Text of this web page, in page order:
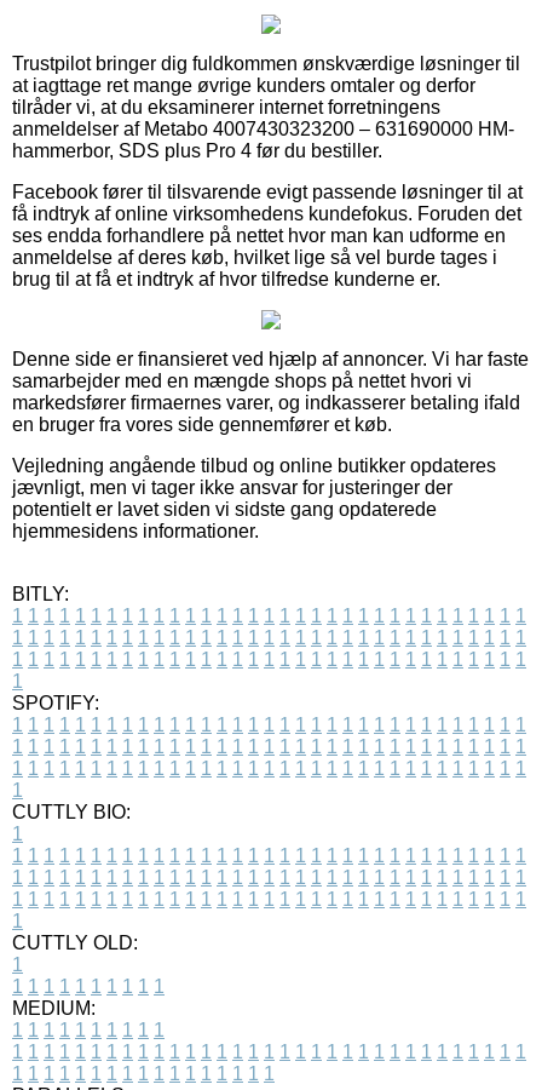
Trustpilot bringer dig fuldkommen ønskværdige løsninger til
at iagttage ret mange øvrige kunders omtaler og derfor
tilråder vi, at du eksaminerer internet forretningens
anmeldelser af Metabo 4007430323200 – 631690000 HM-
hammerbor, SDS plus Pro 4 før du bestiller.
Facebook fører til tilsvarende evigt passende løsninger til at
få indtryk af online virksomhedens kundefokus. Foruden det
ses endda forhandlere på nettet hvor man kan udforme en
anmeldelse af deres køb, hvilket lige så vel burde tages i
brug til at få et indtryk af hvor tilfredse kunderne er.
Denne side er finansieret ved hjælp af annoncer. Vi har faste
samarbejder med en mængde shops på nettet hvori vi
markedsfører firmaernes varer, og indkasserer betaling ifald
en bruger fra vores side gennemfører et køb.
Vejledning angående tilbud og online butikker opdateres
jævnligt, men vi tager ikke ansvar for justeringer der
potentielt er lavet siden vi sidste gang opdaterede
hjemmesidens informationer.
BITLY:
1 1 1 1 1 1 1 1 1 1 1 1 1 1 1 1 1 1 1 1 1 1 1 1 1 1 1 1 1 1 1 1 1
1 1 1 1 1 1 1 1 1 1 1 1 1 1 1 1 1 1 1 1 1 1 1 1 1 1 1 1 1 1 1 1 1
1 1 1 1 1 1 1 1 1 1 1 1 1 1 1 1 1 1 1 1 1 1 1 1 1 1 1 1 1 1 1 1 1
1
SPOTIFY:
1 1 1 1 1 1 1 1 1 1 1 1 1 1 1 1 1 1 1 1 1 1 1 1 1 1 1 1 1 1 1 1 1
1 1 1 1 1 1 1 1 1 1 1 1 1 1 1 1 1 1 1 1 1 1 1 1 1 1 1 1 1 1 1 1 1
1 1 1 1 1 1 1 1 1 1 1 1 1 1 1 1 1 1 1 1 1 1 1 1 1 1 1 1 1 1 1 1 1
1
CUTTLY BIO:
1
1 1 1 1 1 1 1 1 1 1 1 1 1 1 1 1 1 1 1 1 1 1 1 1 1 1 1 1 1 1 1 1 1
1 1 1 1 1 1 1 1 1 1 1 1 1 1 1 1 1 1 1 1 1 1 1 1 1 1 1 1 1 1 1 1 1
1 1 1 1 1 1 1 1 1 1 1 1 1 1 1 1 1 1 1 1 1 1 1 1 1 1 1 1 1 1 1 1 1
1
CUTTLY OLD:
1
1 1 1 1 1 1 1 1 1 1
MEDIUM:
1 1 1 1 1 1 1 1 1 1
1 1 1 1 1 1 1 1 1 1 1 1 1 1 1 1 1 1 1 1 1 1 1 1 1 1 1 1 1 1 1 1 1
1 1 1 1 1 1 1 1 1 1 1 1 1 1 1 1 1